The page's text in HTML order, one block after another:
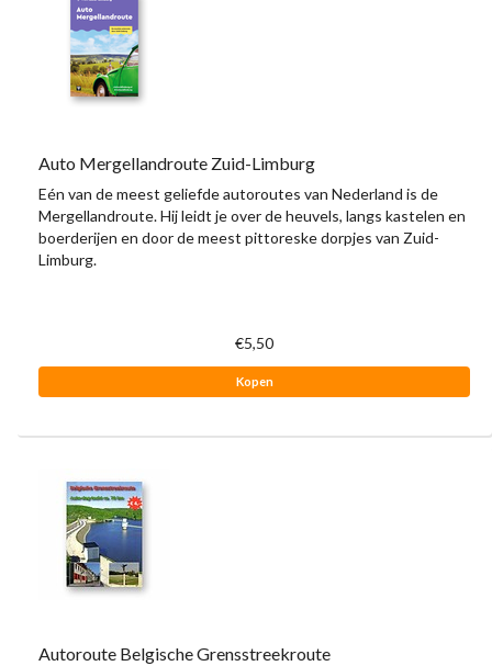
Auto Mergellandroute Zuid-Limburg
Eén van de meest geliefde autoroutes van Nederland is de
Mergellandroute. Hij leidt je over de heuvels, langs kastelen en
boerderijen en door de meest pittoreske dorpjes van Zuid-
Limburg.
€5,50
Kopen
Autoroute Belgische Grensstreekroute